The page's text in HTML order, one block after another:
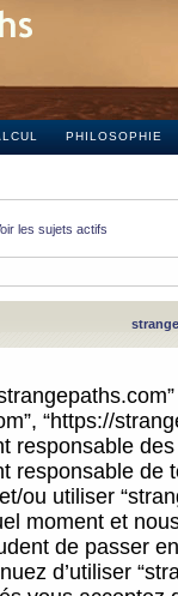
PHILOSOPHIE
les sujets actifs
“https://
responsable
responsable
ou utiliser
moment et
de passer
d’utiliser